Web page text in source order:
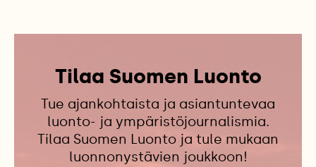
Tilaa Suomen Luonto
Tue ajankohtaista ja asiantuntevaa
luonto- ja ympäristöjournalismia.
Tilaa Suomen Luonto ja tule mukaan
luonnonystävien joukkoon!